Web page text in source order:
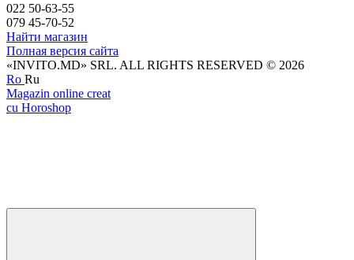
022 50-63-55
079 45-70-52
Найти магазин
Полная версия сайта
«INVITO.MD» SRL. ALL RIGHTS RESERVED © 2026
Ro Ru
Magazin online creat
cu Horoshop